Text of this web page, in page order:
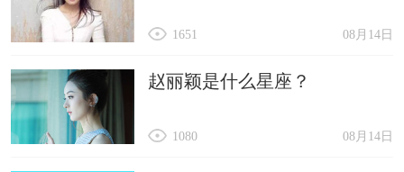
08月14日
1651
赵丽颖是什么星座？
08月14日
1080